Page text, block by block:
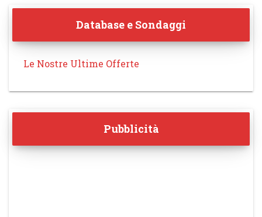
Database e Sondaggi
Le Nostre Ultime Offerte
Pubblicità